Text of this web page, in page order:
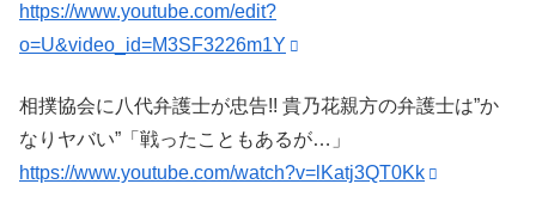
https://www.youtube.com/edit?
o=U&video_id=M3SF3226m1Y
相撲協会に八代弁護士が忠告!! 貴乃花親方の弁護士は”か
なりヤバい”「戦ったこともあるが…」
https://www.youtube.com/watch?v=lKatj3QT0Kk